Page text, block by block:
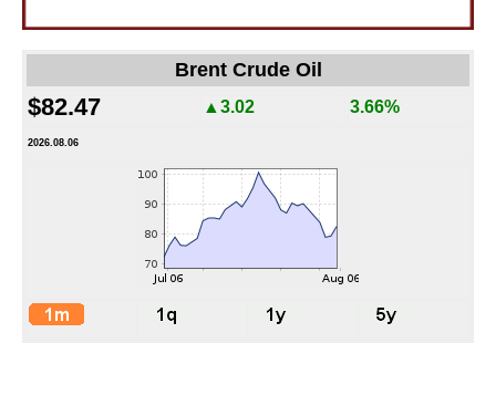
Brent Crude Oil
$82.47 ▲3.02 3.66%
2026.08.06